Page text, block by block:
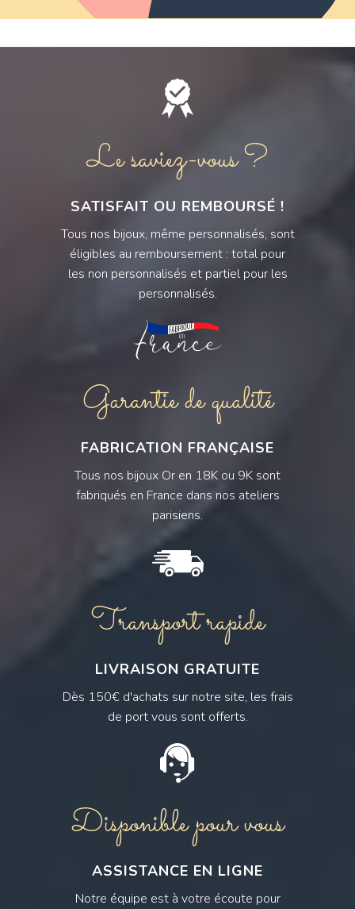
Le saviez-vous ?
SATISFAIT OU REMBOURSÉ !
Tous nos bijoux, même personnalisés, sont
éligibles au remboursement : total pour
les non personnalisés et partiel pour les
personnalisés.
Garantie de qualité
FABRICATION FRANÇAISE
Tous nos bijoux Or en 18K ou 9K sont
fabriqués en France dans nos ateliers
parisiens.
Transport rapide
LIVRAISON GRATUITE
Dès 150€ d'achats sur notre site, les frais
de port vous sont offerts.
Disponible pour vous
ASSISTANCE EN LIGNE
Notre équipe est à votre écoute pour